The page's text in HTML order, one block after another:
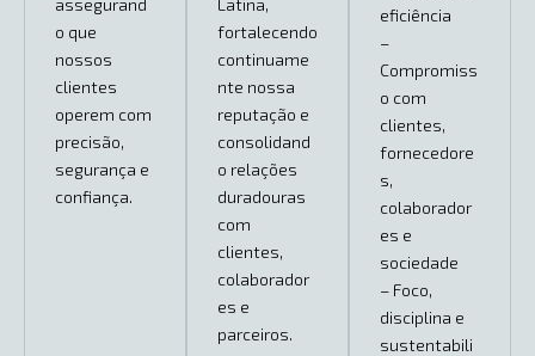
assegurand
o que
nossos
clientes
operem com
precisão,
segurança e
confiança.
Latina,
fortalecendo
continuame
nte nossa
reputação e
consolidand
o relações
duradouras
com
clientes,
colaborador
es e
parceiros.
eficiência
–
Compromiss
o com
clientes,
fornecedore
s,
colaborador
es e
sociedade
– Foco,
disciplina e
sustentabili